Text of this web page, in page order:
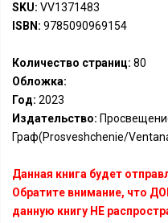
SKU: VV1371483
ISBN: 9785090969154
Количество страниц: 80
Обложка:
Год: 2023
Издательство:
Граф(Prosveshchenie/
Данная книга будет
Обратите внимание, что
данную книгу НЕ